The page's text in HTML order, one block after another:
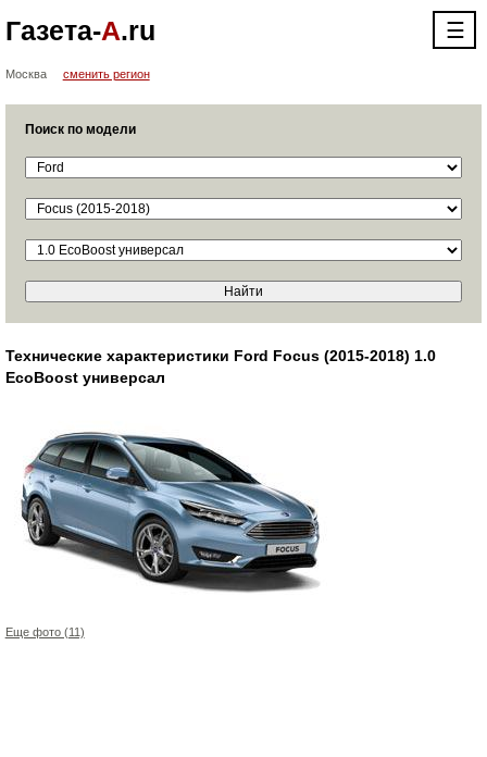
Газета-А.ru ☰
Москва сменить регион
Поиск по модели
Технические характеристики Ford Focus (2015-2018) 1.0
EcoBoost универсал
Еще фото (11)